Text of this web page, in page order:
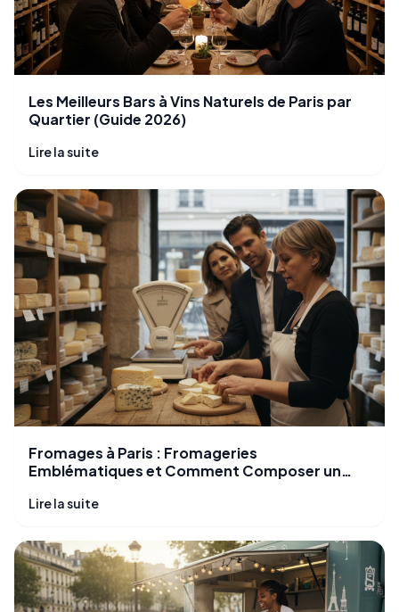
Les Meilleurs Bars à Vins Naturels de Paris par
Quartier (Guide 2026)
Lire la suite
Fromages à Paris : Fromageries
Emblématiques et Comment Composer un
Lire la suite